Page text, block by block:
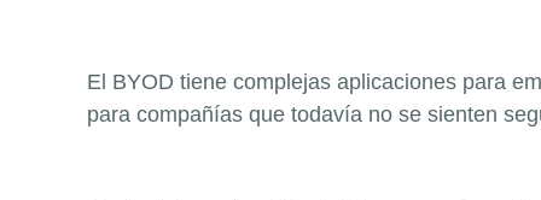
El BYOD tiene complejas aplicaciones para
para compañías que todavía no se sienten